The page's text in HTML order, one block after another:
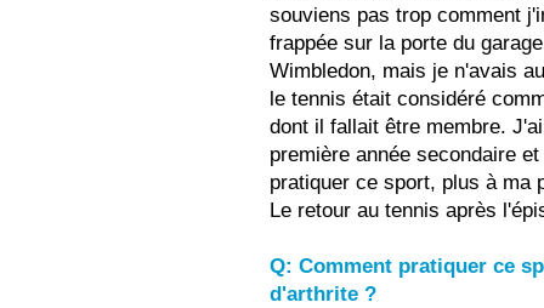
souviens pas trop comment
frappée sur la porte du
Wimbledon, mais je n'avais
le tennis était considéré
dont il fallait être membre.
première année secondaire
pratiquer ce sport, plus à ma
Le retour au tennis après
Q: Comment pratiquer ce
d'arthrite ?